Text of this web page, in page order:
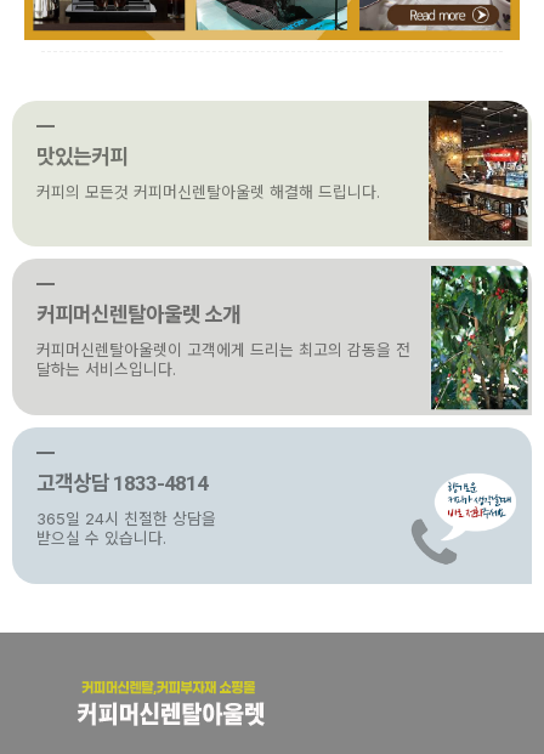
맛있는커피
커피의 모든것 커피머신렌탈아울렛 해결해 드립니다.
커피머신렌탈아울렛 소개
커피머신렌탈아울렛이 고객에게 드리는 최고의 감동을 전
달하는 서비스입니다.
고객상담 1833-4814
365일 24시 친절한 상담을
받으실 수 있습니다.